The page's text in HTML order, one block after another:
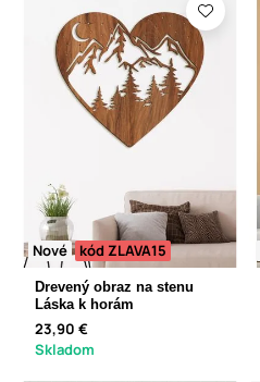
Nové kód ZLAVA15
Drevený obraz na stenu
Láska k horám
23,90 €
Skladom